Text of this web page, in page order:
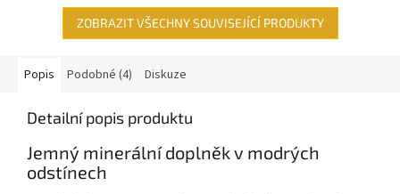
ZOBRAZIT VŠECHNY SOUVISEJÍCÍ PRODUKTY
Popis Podobné (4) Diskuze
Detailní popis produktu
Jemný minerální doplněk v modrých
odstínech